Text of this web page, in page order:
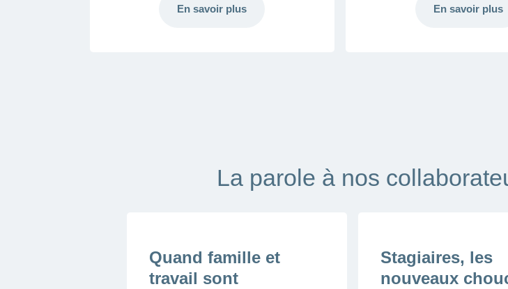
En savoir plus En savoir plus
La parole à nos
Quand famille et
travail sont
Stagiaires, les
nouveaux